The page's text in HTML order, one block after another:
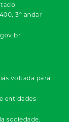
3º andar
voltada para
entidades
sociedade.